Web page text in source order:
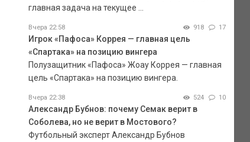
главная задача на текущее ...
Вчера 22:58 918 17
Игрок «Пафоса» Коррея — главная цель
«Спартака» на позицию вингера
Полузащитник «Пафоса» Жоау Коррея — главная
цель «Спартака» на позицию вингера.
Вчера 22:38 524 10
Александр Бубнов: почему Семак верит в
Соболева, но не верит в Мостового?
Футбольный эксперт Александр Бубнов